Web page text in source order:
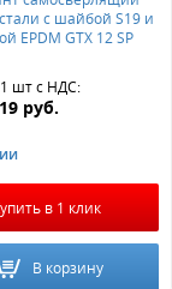
с шайбой S19 и
EPDM GTX 12 SP
штс НДС:
руб.
в 1 клик
В корзину